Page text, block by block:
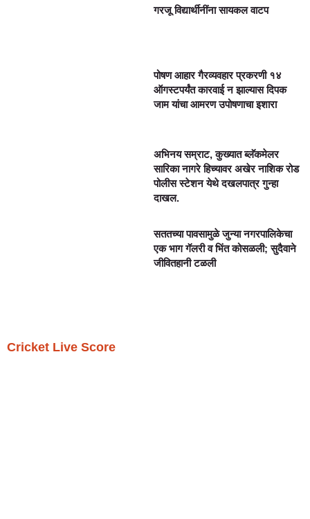
गरजू विद्यार्थीनींना सायकल वाटप
पोषण आहार गैरव्यवहार प्रकरणी १४
ऑगस्टपर्यंत कारवाई न झाल्यास दिपक
जाम यांचा आमरण उपोषणाचा इशारा
अभिनय सम्राट, कुख्यात ब्लॅकमेलर
सारिका नागरे हिच्यावर अखेर नाशिक रोड
पोलीस स्टेशन येथे दखलपात्र गुन्हा
दाखल.
सततच्या पावसामुळे जुन्या नगरपालिकेचा
एक भाग गॅलरी व भिंत कोसळली; सुदैवाने
जीवितहानी टळली
Cricket Live Score